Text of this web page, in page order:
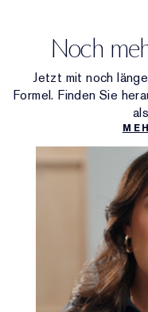
Noch
Jetzt mit noch
Formel. Finden Sie